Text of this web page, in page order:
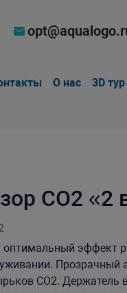
О нас 3D тур
СО2 «2
оптимальный эффект
Прозрачный
СО2. Держатель